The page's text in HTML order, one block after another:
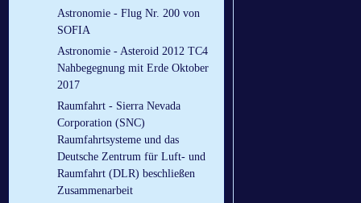
Astronomie - Flug Nr. 200 von
SOFIA
Astronomie - Asteroid 2012 TC4
Nahbegegnung mit Erde Oktober
2017
Raumfahrt - Sierra Nevada
Corporation (SNC)
Raumfahrtsysteme und das
Deutsche Zentrum für Luft- und
Raumfahrt (DLR) beschließen
Zusammenarbeit